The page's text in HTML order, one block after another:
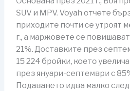
SUV и MPV. Voyah отчете
приходите почти се утроят
г., а маржовете се
21%. Доставките през
15 224 бройки, което
през януари-септември с
Подаването идва малко